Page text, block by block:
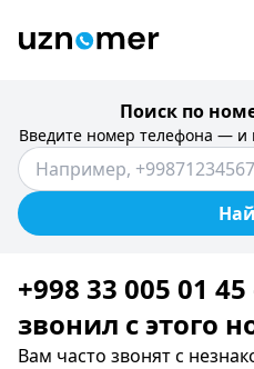
Поиск по
Введите номер телефона —
+998 33 005 01
звонил c этого
Вам часто звонят с